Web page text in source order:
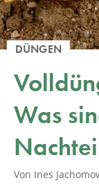
DÜNGEN
Was
Von Ines